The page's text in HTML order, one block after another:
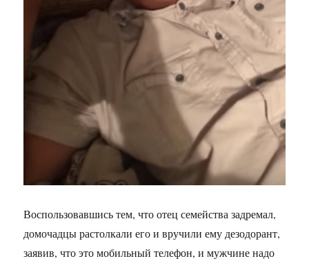
Воспользовавшись тем, что отец семейства задремал,
домочадцы растолкали его и вручили ему дезодорант,
заявив, что это мобильный телефон, и мужчине надо